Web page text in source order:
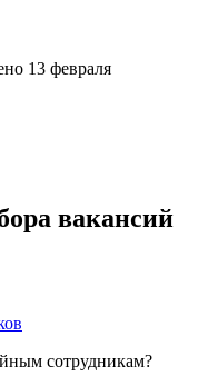
13 февраля
вакансий
сотрудникам?